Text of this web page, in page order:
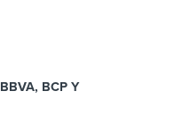
BBVA, BCP Y